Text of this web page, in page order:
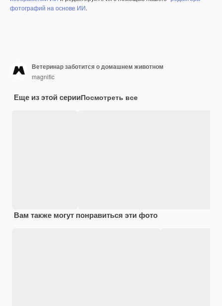
фотографий на основе ИИ.
Ветеринар заботится о домашнем животном
magnific
Еще из этой серииПосмотреть все
Вам также могут понравиться эти фото